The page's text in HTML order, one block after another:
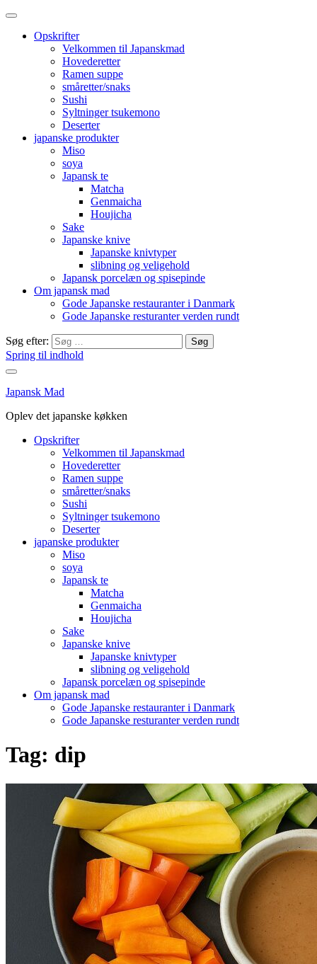
Opskrifter
Velkommen til Japanskmad
Hovederetter
Ramen suppe
småretter/snaks
Sushi
Syltninger tsukemono
Deserter
japanske produkter
Miso
soya
Japansk te
Matcha
Genmaicha
Houjicha
Sake
Japanske knive
Japanske knivtyper
slibning og veligehold
Japansk porcelæn og spisepinde
Om japansk mad
Gode Japanske restauranter i Danmark
Gode Japanske resturanter verden rundt
Søg efter:
Spring til indhold
Japansk Mad
Oplev det japanske køkken
Opskrifter
Velkommen til Japanskmad
Hovederetter
Ramen suppe
småretter/snaks
Sushi
Syltninger tsukemono
Deserter
japanske produkter
Miso
soya
Japansk te
Matcha
Genmaicha
Houjicha
Sake
Japanske knive
Japanske knivtyper
slibning og veligehold
Japansk porcelæn og spisepinde
Om japansk mad
Gode Japanske restauranter i Danmark
Gode Japanske resturanter verden rundt
Tag: dip